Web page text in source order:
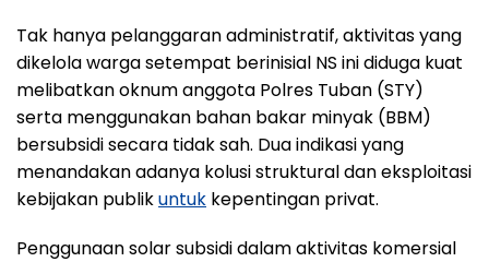
Tak hanya pelanggaran administratif, aktivitas yang
dikelola warga setempat berinisial NS ini diduga kuat
melibatkan oknum anggota Polres Tuban (STY)
serta menggunakan bahan bakar minyak (BBM)
bersubsidi secara tidak sah. Dua indikasi yang
menandakan adanya kolusi struktural dan eksploitasi
kebijakan publikuntuk kepentingan privat.
Penggunaan solar subsidi dalam aktivitas komersial